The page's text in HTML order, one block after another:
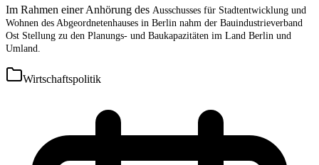
Im Rahmen einer Anhörung des Ausschusses für Stadtentwicklung und
Wohnen des Abgeordnetenhauses in Berlin nahm der Bauindustrieverband
Ost Stellung zu den Planungs- und Baukapazitäten im Land Berlin und
Umland.
Wirtschaftspolitik